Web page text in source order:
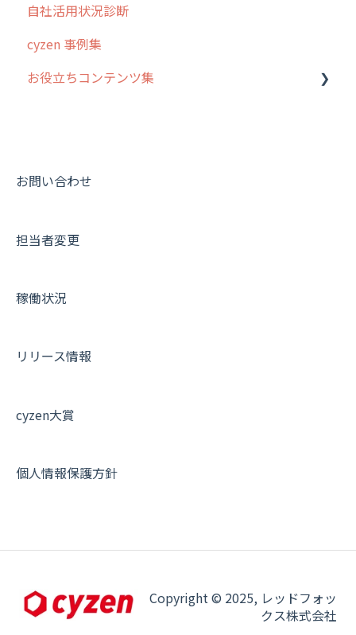
6. 基本的な使い方：ユーザー編
7. 初心者向けよくある質問集
8. 用語集
【業界業種別】cyzen設定方法
ステータス・主観
報告書・行動種別
勤怠管理
帳票出力
商品
予定
日報
履歴
パフォーマンス
お知らせ
スポット
ステータス・主観
報告書・行動種別
活動通知
商品
交通費自動計算
安全走行支援
写真管理・高画質化
その他オプション
契約・その他
グループ・ユーザーについて
GPS・位置情報 について
ルート自動記録 について
報告書について
メンバー画面について
その他よくある質問
自社活用状況診断
cyzen 事例集
お役立ちコンテンツ集
動画集：共通
お問い合わせ
担当者変更
稼働状況
リリース情報
cyzen大賞
個人情報保護方針
Copyright © 2025, レッドフォッ
クス株式会社